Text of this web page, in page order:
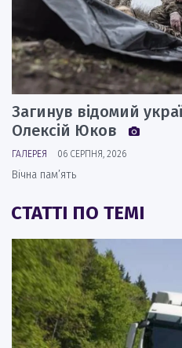
Загинув відомий
Олексій Юков
ГАЛЕРЕЯ 06 СЕРПНЯ, 2026
Вічна пам’ять
СТАТТІ ПО ТЕМІ